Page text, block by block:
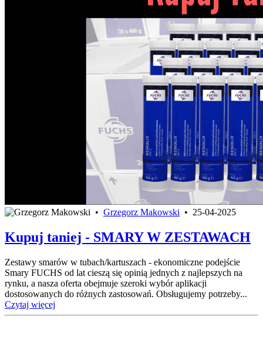
• Grzegorz Makowski • 25-04-2025
Kupuj taniej - SMARY W ZESTAWACH
Zestawy smarów w tubach/kartuszach - ekonomiczne podejście
Smary FUCHS od lat cieszą się opinią jednych z najlepszych na
rynku, a nasza oferta obejmuje szeroki wybór aplikacji
dostosowanych do różnych zastosowań. Obsługujemy potrzeby...
Czytaj więcej